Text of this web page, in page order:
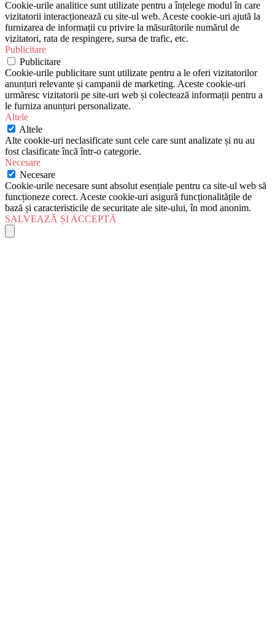
Cookie-urile analitice sunt utilizate pentru a înțelege modul în care
vizitatorii interacționează cu site-ul web. Aceste cookie-uri ajută la
furnizarea de informații cu privire la măsurătorile numărul de
vizitatori, rata de respingere, sursa de trafic, etc.
Publicitare
Publicitare
Cookie-urile publicitare sunt utilizate pentru a le oferi vizitatorilor
anunțuri relevante și campanii de marketing. Aceste cookie-uri
urmăresc vizitatorii pe site-uri web și colectează informații pentru a
le furniza anunțuri personalizate.
Altele
Altele
Alte cookie-uri neclasificate sunt cele care sunt analizate și nu au
fost clasificate încă într-o categorie.
Necesare
Necesare
Cookie-urile necesare sunt absolut esențiale pentru ca site-ul web să
funcționeze corect. Aceste cookie-uri asigură funcționalitățile de
bază și caracteristicile de securitate ale site-ului, în mod anonim.
SALVEAZĂ ȘI ACCEPTĂ